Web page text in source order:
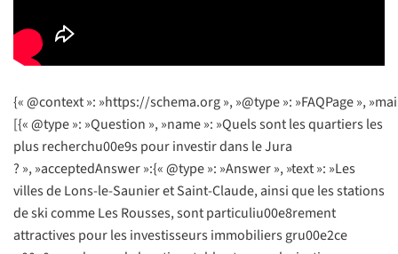
{« @context »: »https://schema.org », »@type »: »FAQPage »,
[{« @type »: »Question », »name »: »Quels sont les quartiers les
plus recherchu00e9s pour investir dans le Jura
? », »acceptedAnswer »:{« @type »: »Answer », »text »: »Les
villes de Lons-le-Saunier et Saint-Claude, ainsi que les stations
de ski comme Les Rousses, sont particuliu00e8rement
attractives pour les investisseurs immobiliers gru00e2ce